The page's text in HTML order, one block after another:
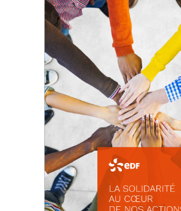
La prévention des conflits
d’intérêts
18 septembre 2023
FEUILLETER